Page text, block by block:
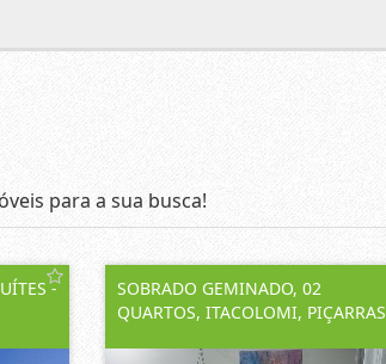
para a sua busca!
-
SOBRADO GEMINADO, 02
QUARTOS, ITACOLOMI, PIÇARRAS